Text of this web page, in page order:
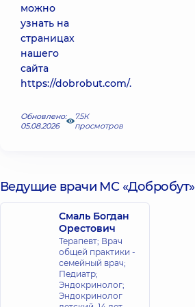
можно
узнать на
страницах
нашего
сайта
https://dobrobut.com/.
Обновлено:
05.08.2026
7.5К
просмотров
Ведущие врачи МС «Добробут»
Смаль Богдан
Орестович
Терапевт; Врач
общей практики -
семейный врач;
Педиатр;
Эндокринолог;
Эндокринолог